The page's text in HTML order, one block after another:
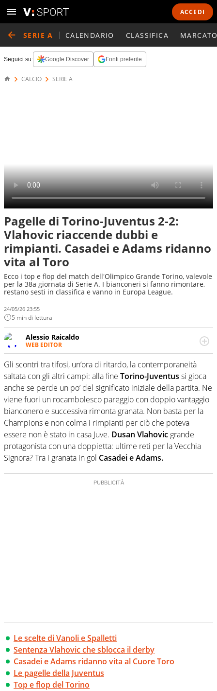
ACCEDI
SERIE A CALENDARIO CLASSIFICA
Seguici su: Google Discover Fonti preferite
CALCIO SERIE A
Pagelle di Torino-Juventus 2-2:
Vlahovic riaccende dubbi e
rimpianti. Casadei e Adams ridanno
vita al Toro
Ecco i top e flop del match dell'Olimpico Grande Torino, valevole
per la 38a giornata di Serie A. I bianconeri si fanno rimontare,
restano sesti in classifica e vanno in Europa League.
24/05/26 23:55
5 min di lettura
Alessio Raicaldo
WEB EDITOR
Un figlio che si chiama Diego e la tesi di laurea sugli stadi
di proprietà in Italia. Il calcio quale filo conduttore
irrinunciabile tra passione e professione. Per Virgilio
Sport indaga, approfondisce e scandaglia l'universo
mondo dello sport per antonomasia
Gli scontri tra tifosi, un’ora di ritardo, la contemporaneità
saltata con gli altri campi: alla fine Torino-Juventus si gioca
anche se perde un po’ del significato iniziale della partita. Ne
viene fuori un rocambolesco pareggio con doppio vantaggio
bianconero e successiva rimonta granata. Non basta per la
Champions e non colma i rimpianti per ciò che poteva
essere non è stato in casa Juve. Dusan Vlahovic grande
protagonista con una doppietta: ultime reti per la Vecchia
Signora? Tra i granata in gol Casadei e Adams.
Le scelte di Vanoli e Spalletti
Sentenza Vlahovic che sblocca il derby
Casadei e Adams ridanno vita al Cuore Toro
Le pagelle della Juventus
Top e flop del Torino